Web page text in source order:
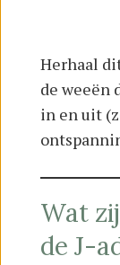
Herhaal
de weeën
in en uit
Wat
de J-